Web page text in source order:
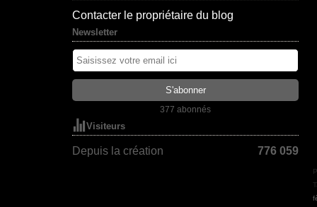
Contacter le propriétaire du blog
Newsletter
377 abonnés
Visiteurs
Depuis la création 776 059